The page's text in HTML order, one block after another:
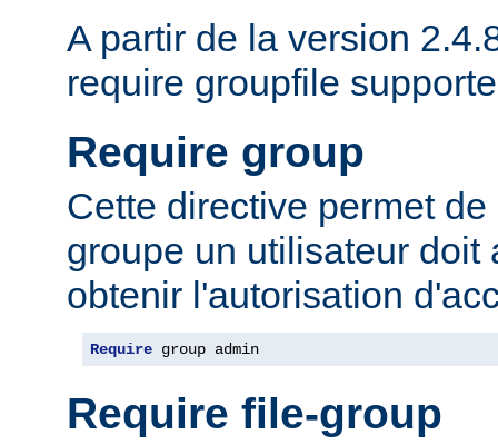
A partir de la version
require groupfile
Require group
Cette directive permet
groupe un utilisateur doit
obtenir l'autorisation
Require group admin
Require file-group